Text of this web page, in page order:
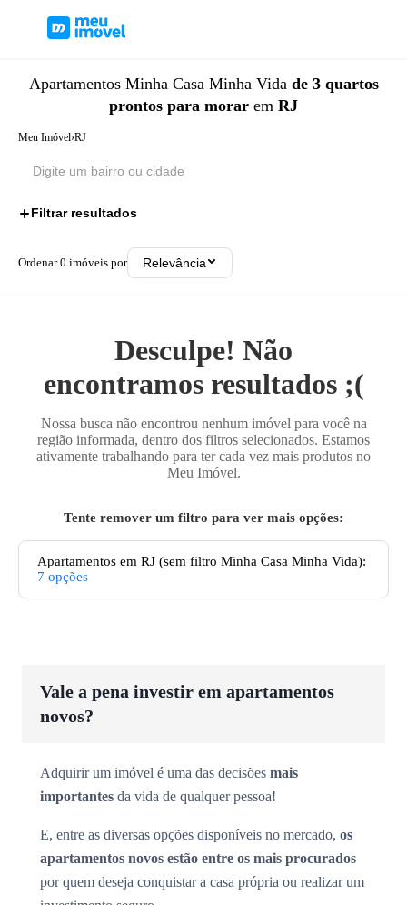
Apartamentos Minha Casa Minha Vida de 3 quartos
prontos para morar em RJ
Meu Imóvel›RJ
Filtrar resultados
Ordenar0 imóveis por Relevância
Desculpe! Não
encontramos resultados ;(
Nossa busca não encontrou nenhum imóvel para você na
região informada, dentro dos filtros selecionados. Estamos
ativamente trabalhando para ter cada vez mais produtos no
Meu Imóvel.
Tente remover um filtro para ver mais opções:
Apartamentos em RJ (sem filtro Minha Casa Minha Vida):
7 opções
Vale a pena investir em apartamentos
novos?
Adquirir um imóvel é uma das decisões mais
importantes da vida de qualquer pessoa!
E, entre as diversas opções disponíveis no mercado, os
apartamentos novos estão entre os mais procurados
por quem deseja conquistar a casa própria ou realizar um